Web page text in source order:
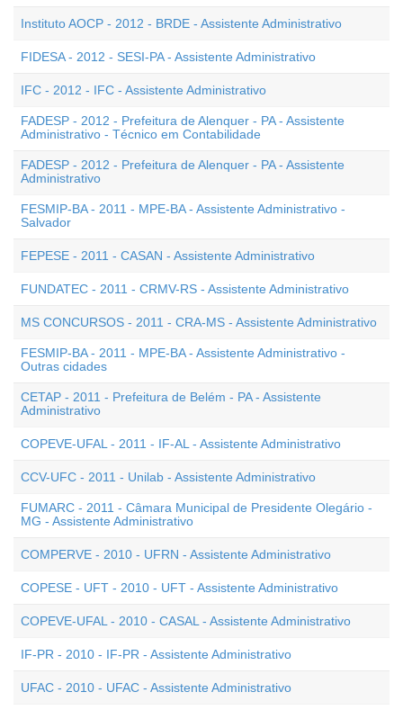
Instituto AOCP - 2012 - BRDE - Assistente Administrativo
FIDESA - 2012 - SESI-PA - Assistente Administrativo
IFC - 2012 - IFC - Assistente Administrativo
FADESP - 2012 - Prefeitura de Alenquer - PA - Assistente
Administrativo - Técnico em Contabilidade
FADESP - 2012 - Prefeitura de Alenquer - PA - Assistente
Administrativo
FESMIP-BA - 2011 - MPE-BA - Assistente Administrativo -
Salvador
FEPESE - 2011 - CASAN - Assistente Administrativo
FUNDATEC - 2011 - CRMV-RS - Assistente Administrativo
MS CONCURSOS - 2011 - CRA-MS - Assistente Administrativo
FESMIP-BA - 2011 - MPE-BA - Assistente Administrativo -
Outras cidades
CETAP - 2011 - Prefeitura de Belém - PA - Assistente
Administrativo
COPEVE-UFAL - 2011 - IF-AL - Assistente Administrativo
CCV-UFC - 2011 - Unilab - Assistente Administrativo
FUMARC - 2011 - Câmara Municipal de Presidente Olegário -
MG - Assistente Administrativo
COMPERVE - 2010 - UFRN - Assistente Administrativo
COPESE - UFT - 2010 - UFT - Assistente Administrativo
COPEVE-UFAL - 2010 - CASAL - Assistente Administrativo
IF-PR - 2010 - IF-PR - Assistente Administrativo
UFAC - 2010 - UFAC - Assistente Administrativo